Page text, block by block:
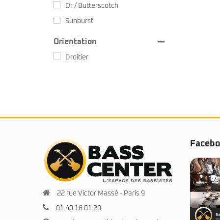
Or / Butterscotch
Sunburst
Orientation
Droitier
22 rue Victor Massé - Paris 9
01 40 16 01 20